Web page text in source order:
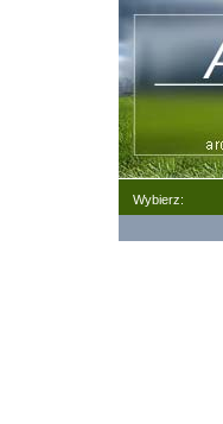
Wybierz: